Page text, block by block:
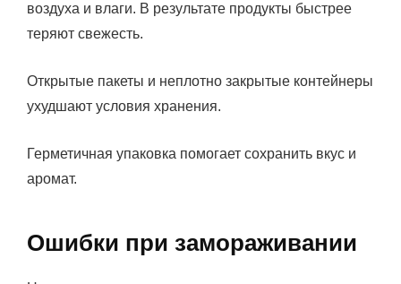
воздуха и влаги. В результате продукты быстрее
теряют свежесть.
Открытые пакеты и неплотно закрытые контейнеры
ухудшают условия хранения.
Герметичная упаковка помогает сохранить вкус и
аромат.
Ошибки при замораживании